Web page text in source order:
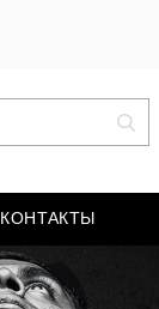
КОНТАКТЫ